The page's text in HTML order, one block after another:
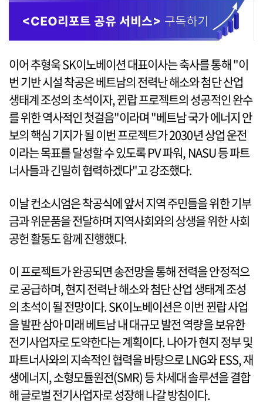
이어 추형욱 SK이노베이션 대표이사는 축사를 통해 "이
번 기반 시설 착공은 베트남의 전력난 해소와 첨단 산업
생태계 조성의 초석이자, 뀐랍 프로젝트의 성공적인 완수
를 위한 역사적인 첫걸음"이라며 "베트남 국가 에너지 안
보의 핵심 기지가 될 이번 프로젝트가 2030년 상업 운전
이라는 목표를 달성할 수 있도록 PV 파워, NASU 등 파트
너사들과 긴밀히 협력하겠다"고 강조했다.
이날 컨소시엄은 착공식에 앞서 지역 주민들을 위한 기부
금과 위문품을 전달하며 지역사회와의 상생을 위한 사회
공헌 활동도 함께 진행했다.
이 프로젝트가 완공되면 송전망을 통해 전력을 안정적으
로 공급하며, 현지 전력난 해소와 첨단 산업 생태계 조성
의 초석이 될 전망이다. SK이노베이션은 이번 뀐랍 사업
을 발판 삼아 미래 베트남 내 대규모 발전 역량을 보유한
전기사업자로 도약한다는 계획이다. 나아가 현지 정부 및
파트너사와의 지속적인 협력을 바탕으로 LNG와 ESS, 재
생에너지, 소형모듈원전(SMR) 등 차세대 솔루션을 결합
해 글로벌 전기사업자로 성장해 나갈 방침이다.